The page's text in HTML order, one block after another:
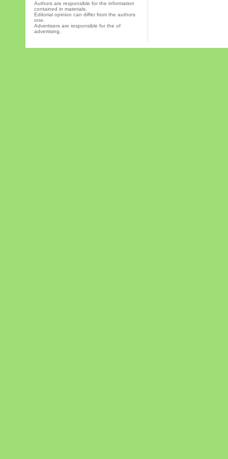
Authors are responsible for the information
contained in materials.
Editorial opinion can differ from the authors
one.
Advertisers are responsible for the of
advertising.